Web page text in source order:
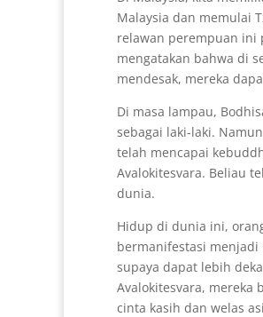
Malaysia dan memulai
relawan perempuan ini
mengatakan bahwa di
mendesak, mereka
Di masa lampau,
sebagai laki-laki.
telah mencapai
Avalokitesvara. Beliau
dunia.
Hidup di dunia ini,
bermanifestasi menjadi
supaya dapat lebih
Avalokitesvara, mereka
cinta kasih dan welas